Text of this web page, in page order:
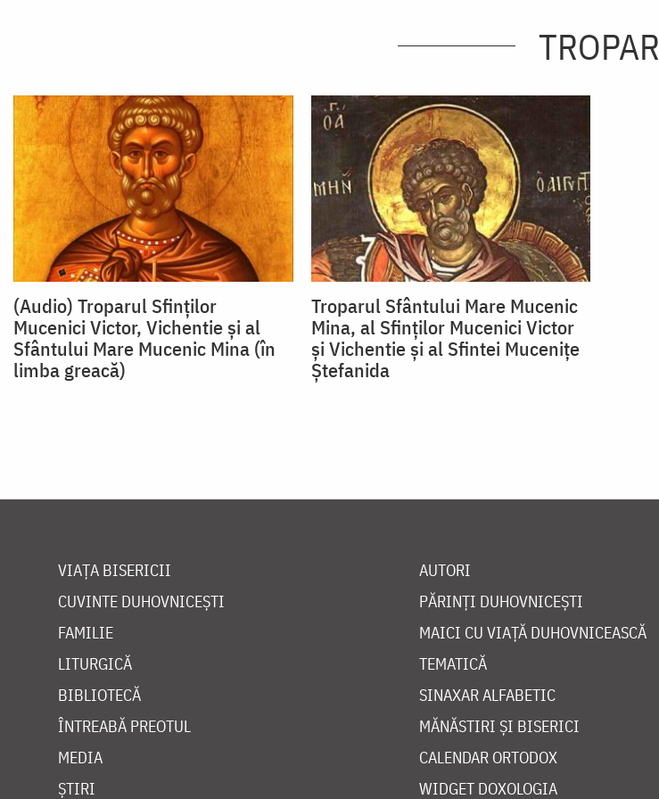
TROPAR
(Audio) Troparul Sfinților
Mucenici Victor, Vichentie și al
Sfântului Mare Mucenic Mina (în
limba greacă)
Troparul Sfântului Mare Mucenic
Mina, al Sfinţilor Mucenici Victor
şi Vichentie şi al Sfintei Muceniţe
Ştefanida
VIAȚA BISERICII
CUVINTE DUHOVNICEȘTI
FAMILIE
LITURGICĂ
BIBLIOTECĂ
ÎNTREABĂ PREOTUL
MEDIA
ȘTIRI
AUTORI
PĂRINȚI DUHOVNICEȘTI
MAICI CU VIAȚĂ DUHOVNICEASCĂ
TEMATICĂ
SINAXAR ALFABETIC
MĂNĂSTIRI ȘI BISERICI
CALENDAR ORTODOX
WIDGET DOXOLOGIA